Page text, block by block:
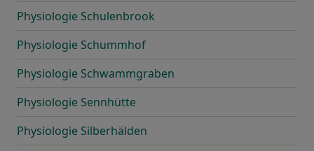
Physiologie Schulenbrook
Physiologie Schummhof
Physiologie Schwammgraben
Physiologie Sennhütte
Physiologie Silberhälden